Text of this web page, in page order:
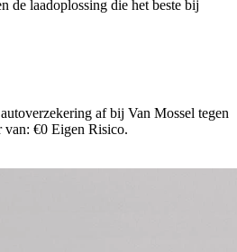
de laadoplossing die het beste bij
af bij Van Mossel tegen
van: €0 Eigen Risico.